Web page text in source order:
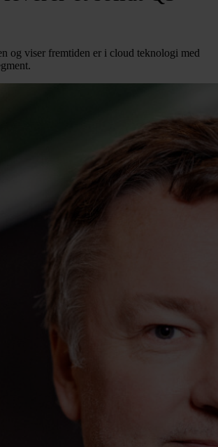
og viser fremtiden er i cloud teknologi med